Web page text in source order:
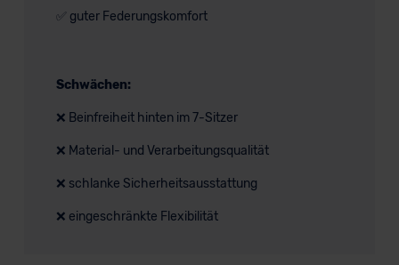
✅ guter Federungskomfort
Schwächen:
❌ Beinfreiheit hinten im 7-Sitzer
❌ Material- und Verarbeitungsqualität
❌ schlanke Sicherheitsausstattung
❌ eingeschränkte Flexibilität